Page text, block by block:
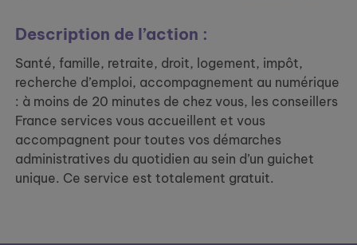
Description de l’action :
Santé, famille, retraite, droit, logement, impôt,
recherche d’emploi, accompagnement au numérique
: à moins de 20 minutes de chez vous, les conseillers
France services vous accueillent et vous
accompagnent pour toutes vos démarches
administratives du quotidien au sein d’un guichet
unique. Ce service est totalement gratuit.